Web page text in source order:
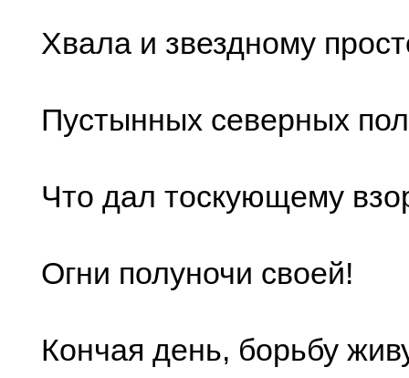
Хвала и звездному
Пустынных северных
Что дал тоскующему
Огни полуночи своей!
Кончая день, борьбу